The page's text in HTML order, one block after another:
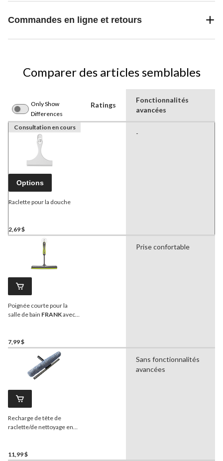
Commandes en ligne et retours
Comparer des articles semblables
Only Show
Differences
Ratings
Fonctionnalités
avancées
Consultation en cours
Options
Raclette pour la douche
2,69 $
-
Poignée courte pour la
salle de bain FRANKavec
7,99 $
Prise confortable
Recharge de tête de
raclette/de nettoyage en
11,99 $
Sans fonctionnalités
avancées